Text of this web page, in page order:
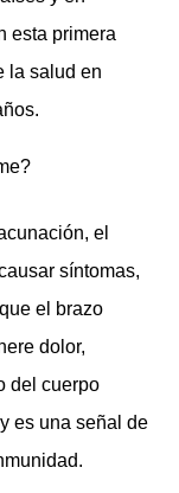
esta primera
la salud en
el
síntomas,
el brazo
dolor,
del cuerpo
es una señal de